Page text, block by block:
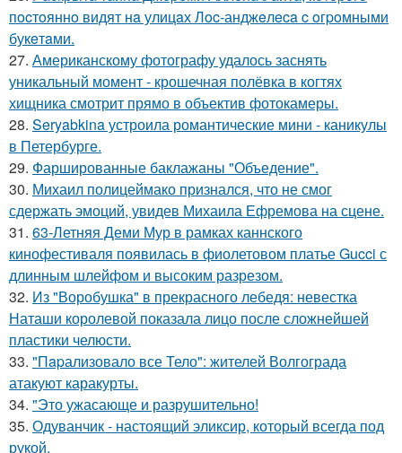
пocтoяннo видят нa улицaх Лoc-анджeлeca c oгpoмными
букeтaми.
27. Американскому фотографу удалось заснять
уникальный момент - крошечная полёвка в когтях
хищника смотрит прямо в объектив фотокамеры.
28. Seryabkina устроила романтические мини - каникулы
в Петербурге.
29. Фаршированные баклажаны "Объедение".
30. Михаил полицеймако признался, что не смог
сдержать эмоций, увидев Михаила Ефремова на сцене.
31. 63-Летняя Деми Мур в рамках каннского
кинофестиваля появилась в фиолетовом платье Gucci с
длинным шлейфом и высоким разрезом.
32. Из "Воробушка" в прекрасного лебедя: невестка
Наташи королевой показала лицо после сложнейшей
пластики челюсти.
33. "Пapализовало все Тело": жителей Волгограда
атакуют каракурты.
34. "Это ужасающе и разрушительно!
35. Одуванчик - настоящий эликсир, который всегда под
рукой.